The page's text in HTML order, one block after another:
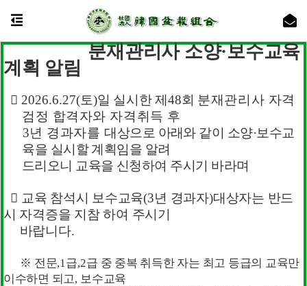
【국가공인분재관리사 검정안내
● 시험일시 : 매년2회 전,후반기 각1회)
시험장소 및 기타사항 :홈페이지 게재(원서접수 마감 30일
전)
교육기관 및 기타문의: (사)한국분재조합 검정부
(042)822-5037
시간 동안 다시 열람하지 않습니다.
분재관리사 소양·보수교육
계획 알림
 2026.6.27(토)일 실시한 제 48회 분재관리사 자격
검정 합격자와 자격취득 후
3년 경과자를 대 상으로 아래와 같이 소양·보수교
육을 실시할 계획임을 알려
드리오니 교육을 신청하여 주시기 바라며
 교육 참석시 보수교육(3년 경과자)대상자는 반드
시 자격증을 지참 하여 주시기
바랍니다.
※ 전문,1급,2급 중 중복 취득한 자는 최고 등급의 교육만
이수하면 되고, 보수교육
한국분재조합
Korea Bonsai Association
한국분재조합은 분재의 질과 발
세대에 전수합니다.